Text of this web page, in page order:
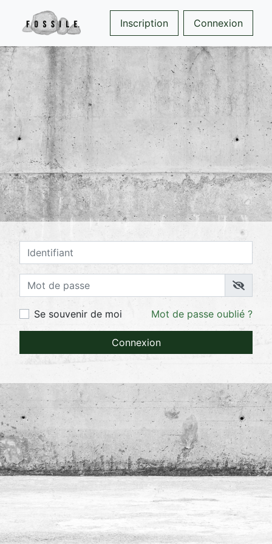
Inscription Connexion
Se souvenir de moi Mot de passe oublié ?
Connexion